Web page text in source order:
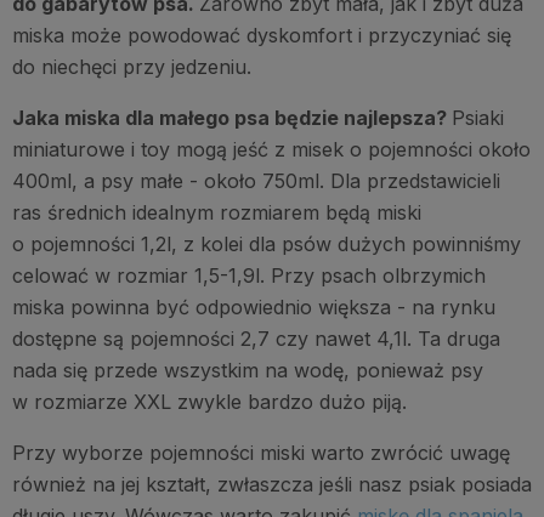
miska może powodować dyskomfort i przyczyniać się
do niechęci przy jedzeniu.
Jaka miska dla małego psa będzie najlepsza? Psiaki
miniaturowe i toy mogą jeść z misek o pojemności około
400ml, a psy małe - około 750ml. Dla przedstawicieli
ras średnich idealnym rozmiarem będą miski
o pojemności 1,2l, z kolei dla psów dużych powinniśmy
celować w rozmiar 1,5-1,9l. Przy psach olbrzymich
miska powinna być odpowiednio większa - na rynku
dostępne są pojemności 2,7 czy nawet 4,1l. Ta druga
nada się przede wszystkim na wodę, ponieważ psy
w rozmiarze XXL zwykle bardzo dużo piją.
Przy wyborze pojemności miski warto zwrócić uwagę
również na jej kształt, zwłaszcza jeśli nasz psiak posiada